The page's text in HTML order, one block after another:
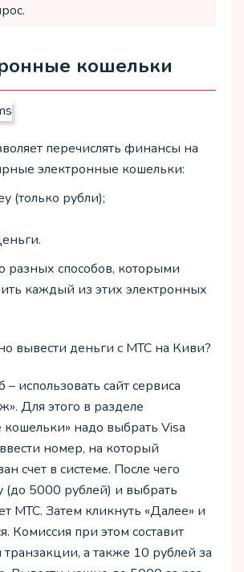
кошельки
перечислять финансы на
электронные кошельки:
(только рубли);
разных способов, которыми
каждый из этих электронных
вывести деньги с МТС на Киви?
использовать сайт сервиса
Для этого в разделе
надо выбрать Visa
номер, на который
счет в системе. После чего
(до 5000 рублей) и выбрать
МТС. Затем кликнуть «Далее» и
Комиссия при этом составит
а также 10 рублей за